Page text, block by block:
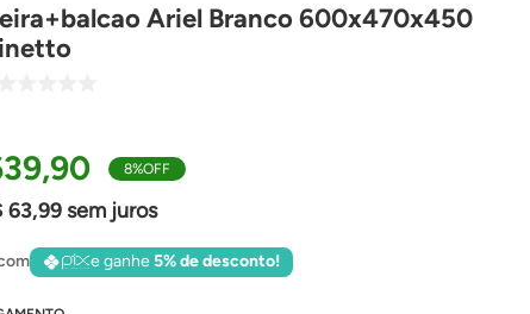
Ariel Branco 600x470x450
,90 8%OFF
63,99sem juros
e ganhe5% de desconto!